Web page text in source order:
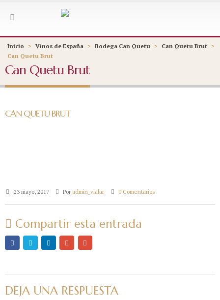
Inicio > Vinos de España > Bodega Can Quetu > Can Quetu Brut >
Can Quetu Brut
Can Quetu Brut
CAN QUETU BRUT
23 mayo, 2017 Por admin_vialar 0 Comentarios
Compartir esta entrada
DEJA UNA RESPUESTA